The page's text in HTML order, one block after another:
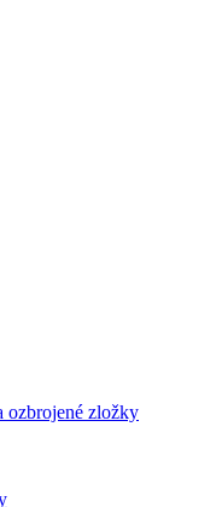
ozbrojené zložky